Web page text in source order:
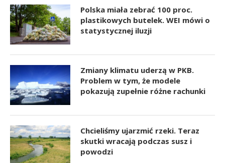
Polska miała zebrać 100 proc.
plastikowych butelek. WEI mówi o
statystycznej iluzji
Zmiany klimatu uderzą w PKB.
Problem w tym, że modele
pokazują zupełnie różne rachunki
Chcieliśmy ujarzmić rzeki. Teraz
skutki wracają podczas susz i
powodzi